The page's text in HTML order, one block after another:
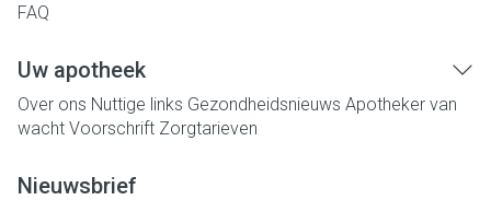
FAQ
Uw apotheek
Over ons Nuttige links Gezondheidsnieuws Apotheker van
wacht Voorschrift Zorgtarieven
Nieuwsbrief